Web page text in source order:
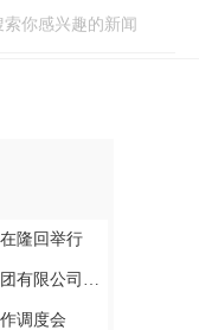
隆回举行
限公司调研
调度会